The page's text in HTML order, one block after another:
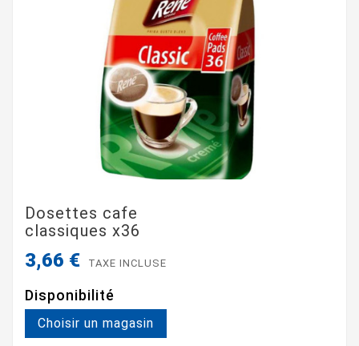
Dosettes cafe
classiques x36
3,66 € TAXE INCLUSE
Disponibilité
Choisir un magasin